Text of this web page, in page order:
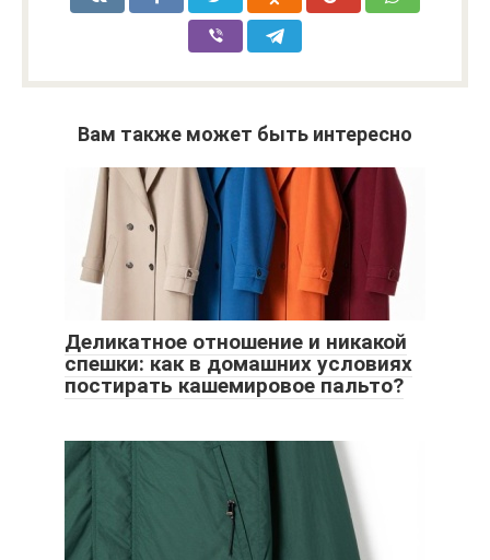
Вам также может быть интересно
Деликатное отношение и никакой
спешки: как в домашних условиях
постирать кашемировое пальто?